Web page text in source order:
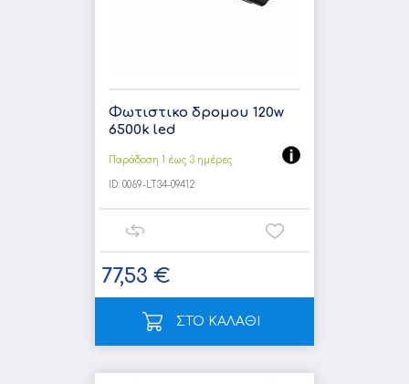
Φωτιστικο δρομου 120w
6500k led
Παράδοση 1 έως 3 ημέρες
ID: 0069-LT34-09412
77,53 €
ΣΤΟ ΚΑΛΑΘΙ